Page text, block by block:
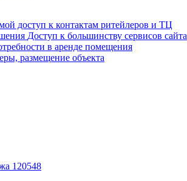
доступ к контактам ритейлеров и ТЦ
Доступ к большинству сервисов сайта
в аренде помещения
размещение объекта
120548